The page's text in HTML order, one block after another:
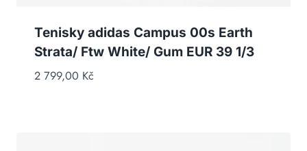
Tenisky adidas Campus 00s Earth
Strata/ Ftw White/ Gum EUR 39 1/3
2 799,00 Kč